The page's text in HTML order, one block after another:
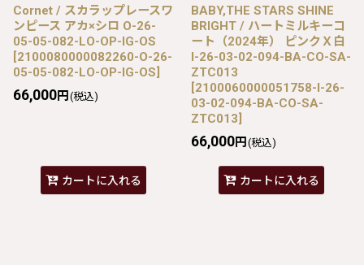
Cornet / スカラップレースワ
ンピース アカ×シロ O-26-
05-05-082-LO-OP-IG-OS
[2100080000082260-O-26-
05-05-082-LO-OP-IG-OS]
66,000円 (税込)
カートに入れる
BABY,THE STARS SHINE
BRIGHT / ハートミルキーコ
ート（2024年） ピンクＸ白
I-26-03-02-094-BA-CO-SA-
ZTC013
[2100060000051758-I-26-
03-02-094-BA-CO-SA-
ZTC013]
66,000円 (税込)
カートに入れる